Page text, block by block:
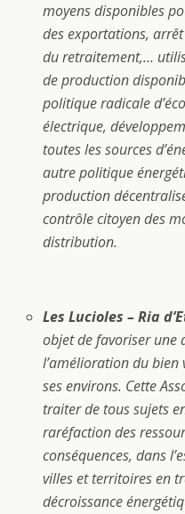
moyens disponibles
des exportations,
du retraitement,…
de production
politique radicale
électrique,
toutes les sources
autre politique
production
contrôle citoyen des
distribution.
Les Lucioles – Ria
objet de favoriser une
l’amélioration du bien
ses environs. Cette
traiter de tous sujets
raréfaction des
conséquences, dans
villes et territoires en
décroissance